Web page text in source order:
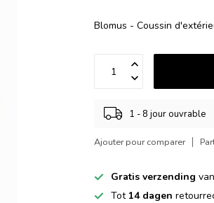
Blomus - Coussin
1 - 8 jour ouvrable
Ajouter pour comparer
Gratis verzending
Tot 14 dagen